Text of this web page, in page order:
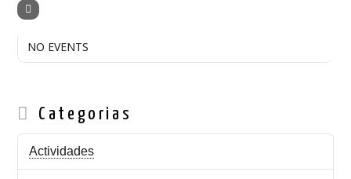
NO EVENTS
Categorias
Actividades